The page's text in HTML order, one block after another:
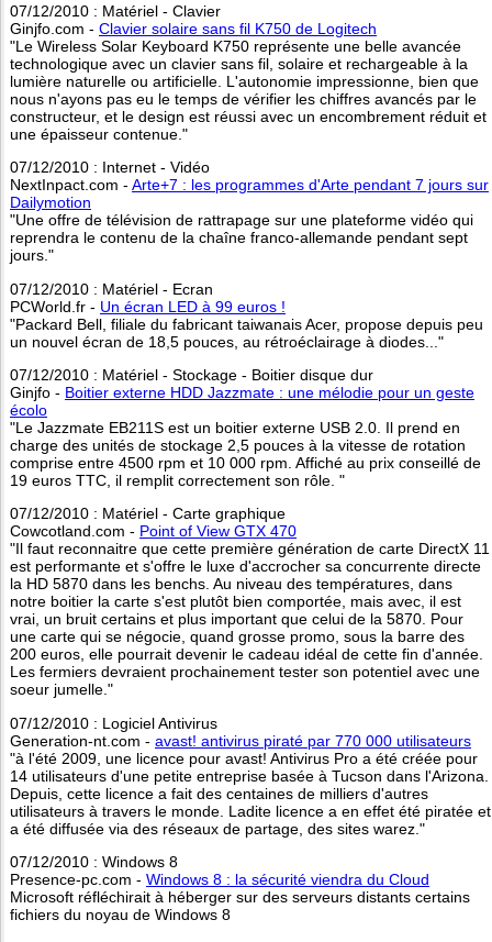
07/12/2010 : Matériel - Clavier
Ginjfo.com - Clavier solaire sans fil K750 de Logitech
"Le Wireless Solar Keyboard K750 représente une belle avancée
technologique avec un clavier sans fil, solaire et rechargeable à la
lumière naturelle ou artificielle. L'autonomie impressionne, bien que
nous n'ayons pas eu le temps de vérifier les chiffres avancés par le
constructeur, et le design est réussi avec un encombrement réduit et
une épaisseur contenue."
07/12/2010 : Internet - Vidéo
NextInpact.com - Arte+7 : les programmes d'Arte pendant 7 jours sur
Dailymotion
"Une offre de télévision de rattrapage sur une plateforme vidéo qui
reprendra le contenu de la chaîne franco-allemande pendant sept
jours."
07/12/2010 : Matériel - Ecran
PCWorld.fr - Un écran LED à 99 euros !
"Packard Bell, filiale du fabricant taiwanais Acer, propose depuis peu
un nouvel écran de 18,5 pouces, au rétroéclairage à diodes..."
07/12/2010 : Matériel - Stockage - Boitier disque dur
Ginjfo - Boitier externe HDD Jazzmate : une mélodie pour un geste
écolo
"Le Jazzmate EB211S est un boitier externe USB 2.0. Il prend en
charge des unités de stockage 2,5 pouces à la vitesse de rotation
comprise entre 4500 rpm et 10 000 rpm. Affiché au prix conseillé de
19 euros TTC, il remplit correctement son rôle. "
07/12/2010 : Matériel - Carte graphique
Cowcotland.com - Point of View GTX 470
"Il faut reconnaitre que cette première génération de carte DirectX 11
est performante et s'offre le luxe d'accrocher sa concurrente directe
la HD 5870 dans les benchs. Au niveau des températures, dans
notre boitier la carte s'est plutôt bien comportée, mais avec, il est
vrai, un bruit certains et plus important que celui de la 5870. Pour
une carte qui se négocie, quand grosse promo, sous la barre des
200 euros, elle pourrait devenir le cadeau idéal de cette fin d'année.
Les fermiers devraient prochainement tester son potentiel avec une
soeur jumelle."
07/12/2010 : Logiciel Antivirus
Generation-nt.com - avast! antivirus piraté par 770 000 utilisateurs
"à l'été 2009, une licence pour avast! Antivirus Pro a été créée pour
14 utilisateurs d'une petite entreprise basée à Tucson dans l'Arizona.
Depuis, cette licence a fait des centaines de milliers d'autres
utilisateurs à travers le monde. Ladite licence a en effet été piratée et
a été diffusée via des réseaux de partage, des sites warez."
07/12/2010 : Windows 8
Presence-pc.com - Windows 8 : la sécurité viendra du Cloud
Microsoft réfléchirait à héberger sur des serveurs distants certains
fichiers du noyau de Windows 8